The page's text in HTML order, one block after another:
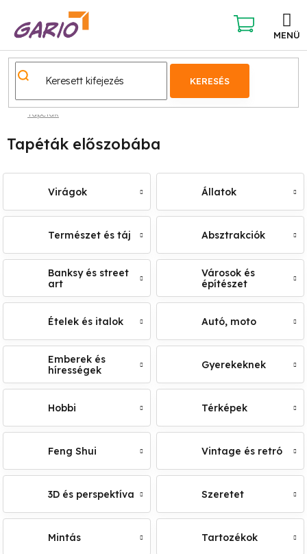
KERESÉS
KOSÁR
Tapéták
Tapéták előszobába
Virágok Állatok
Természet és táj Absztrakciók
Banksy és street
art
Városok és
építészet
Ételek és italok Autó, moto
Emberek és
hírességek
Gyerekeknek
Hobbi Térképek
Feng Shui Vintage és retró
3D és perspektíva Szeretet
Mintás Tartozékok